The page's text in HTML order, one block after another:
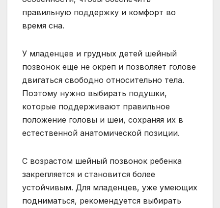
правильную поддержку и комфорт во
время сна.
У младенцев и грудных детей шейный
позвонок еще не окреп и позволяет голове
двигаться свободно относительно тела.
Поэтому нужно выбирать подушки,
которые поддерживают правильное
положение головы и шеи, сохраняя их в
естественной анатомической позиции.
С возрастом шейный позвонок ребенка
закрепляется и становится более
устойчивым. Для младенцев, уже умеющих
подниматься, рекомендуется выбирать